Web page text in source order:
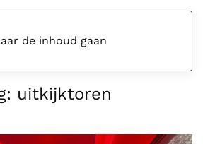
de inhoud gaan
uitkijktoren